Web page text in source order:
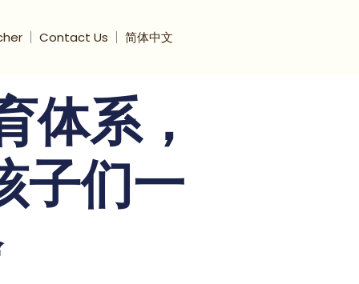
Contact Us 简体中文
系，
子们一